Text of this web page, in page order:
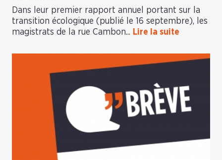
Dans leur premier rapport annuel portant sur la
transition écologique (publié le 16 septembre), les
magistrats de la rue Cambon... Lire la suite